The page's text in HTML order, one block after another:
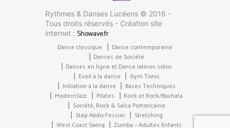
Rythmes & Danses Lucéens © 2016 -
Tous droits réservés - Création site
internet : Showave.fr
Danse classique
Danse contemporaine
Danses de Société
Danses en ligne et Danse latinos solos
Eveil à la danse
Gym Tonic
Initiation à la danse
Bases Techniques
Modern’Jazz
Pilates
Rock et Rock/Bachata
Société, Rock & Salsa Portoricaine
Step-Abdo-Fessier
Stretching
West Coast Swing
Zumba – Adultes Enfants